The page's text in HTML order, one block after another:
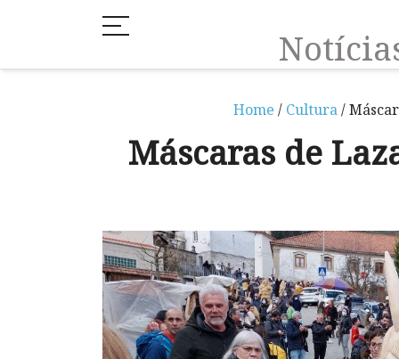
Home / Cultura/
Máscaras de